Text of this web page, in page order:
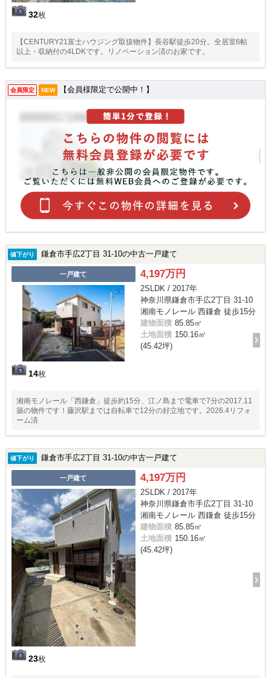
32枚
【CENTURY21富士ハウジング取扱物件】長谷駅徒歩20分。全居室6帖
以上・収納付の4LDKです。リノベーション済のお家です。
会員限定 NEW 【会員様限定で公開中！】
値下がり 鎌倉市手広2丁目 31-10の中古一戸建て
一戸建て
14枚
4,197万円
2SLDK / 2017年
神奈川県鎌倉市手広2丁目 31-10
湘南モノレール 西鎌倉 徒歩15分
建物面積 85.85㎡
土地面積 150.16㎡
(45.42坪)
湘南モノレール「西鎌倉」徒歩約15分、江ノ島まで電車で7分の2017.11
築の物件です！藤沢駅までは自転車で12分の好立地です。2026.4リフォ
ーム済
値下がり 鎌倉市手広2丁目 31-10の中古一戸建て
一戸建て
23枚
4,197万円
2SLDK / 2017年
神奈川県鎌倉市手広2丁目 31-10
湘南モノレール 西鎌倉 徒歩15分
建物面積 85.85㎡
土地面積 150.16㎡
(45.42坪)